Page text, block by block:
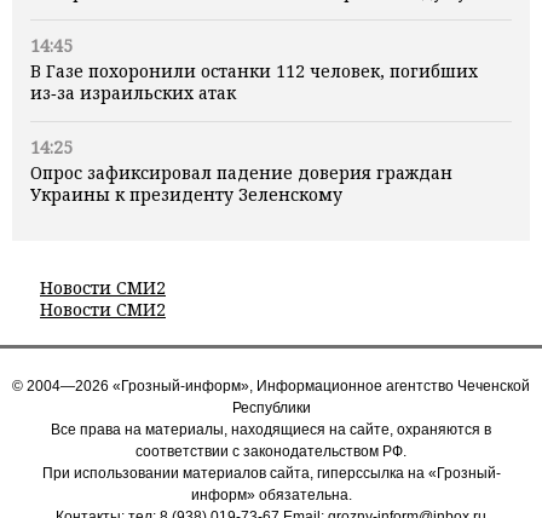
14:45
В Газе похоронили останки 112 человек, погибших
из‑за израильских атак
14:25
Опрос зафиксировал падение доверия граждан
Украины к президенту Зеленскому
Новости СМИ2
Новости СМИ2
© 2004—2026 «Грозный-информ», Информационное агентство Чеченской
Республики
Все права на материалы, находящиеся на сайте, охраняются в
соответствии с законодательством РФ.
При использовании материалов сайта, гиперссылка на «Грозный-
информ» обязательна.